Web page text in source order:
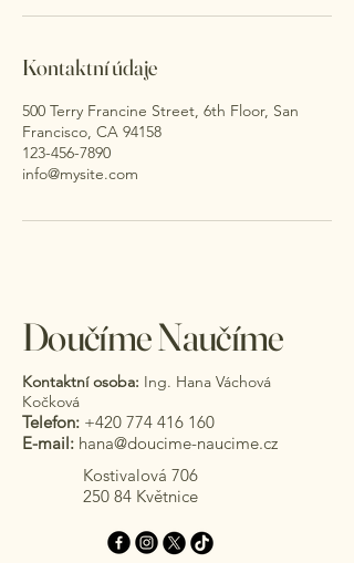
Kontaktní údaje
500 Terry Francine Street, 6th Floor, San
Francisco, CA 94158
123-456-7890
info@mysite.com
Doučíme Naučíme
Kontaktní osoba: Ing. Hana Váchová
Kočková
Telefon: +420 774 416 160
E-mail: hana@doucime-naucime.cz
Kostivalová 706
250 84 Květnice